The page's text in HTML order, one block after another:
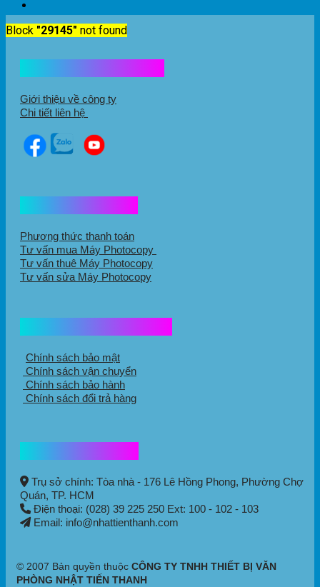
Block "29145" not found
Giới thiệu về công ty
Chi tiết liên hệ
Phương thức thanh toán
Tư vấn mua Máy Photocopy
Tư vấn thuê Máy Photocopy
Tư vấn sửa Máy Photocopy
Chính sách bảo mật
Chính sách vận chuyển
Chính sách bảo hành
Chính sách đổi trả hàng
Trụ sở chính: Tòa nhà - 176 Lê Hồng Phong, Phường Chợ
Quán, TP. HCM
Điện thoại: (028) 39 225 250 Ext: 100 - 102 - 103
Email: info@nhattienthanh.com
© 2007 Bản quyền thuộc CÔNG TY TNHH THIẾT BỊ VĂN
PHÒNG NHẬT TIẾN THANH